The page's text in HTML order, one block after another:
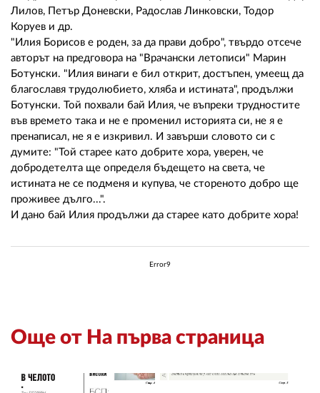
Лилов, Петър Доневски, Радослав Линковски, Тодор
Коруев и др.
"Илия Борисов е роден, за да прави добро", твърдо отсече
авторът на предговора на "Врачански летописи" Марин
Ботунски. "Илия винаги е бил открит, достъпен, умеещ да
благославя трудолюбието, хляба и истината", продължи
Ботунски. Той похвали бай Илия, че въпреки трудностите
във времето така и не е променил историята си, не я е
пренаписал, не я е изкривил. И завърши словото си с
думите: "Той старее като добрите хора, уверен, че
добродетелта ще определя бъдещето на света, че
истината не се подменя и купува, че стореното добро ще
проживее дълго...".
И дано бай Илия продължи да старее като добрите хора!
Error9
Още от На първа страница